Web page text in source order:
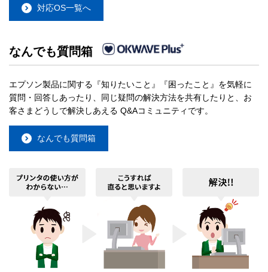
対応OS一覧へ
なんでも質問箱
エプソン製品に関する『知りたいこと』『困ったこと』を気軽に
質問・回答しあったり、同じ疑問の解決方法を共有したりと、お
客さまどうしで解決しあえる Q&Aコミュニティです。
なんでも質問箱